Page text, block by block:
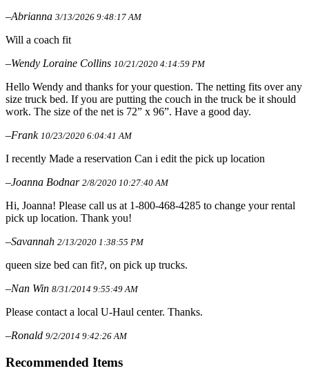
–Abrianna 3/13/2026 9:48:17 AM
Will a coach fit
–Wendy Loraine Collins 10/21/2020 4:14:59 PM
Hello Wendy and thanks for your question. The netting fits over any
size truck bed. If you are putting the couch in the truck be it should
work. The size of the net is 72” x 96”. Have a good day.
–Frank 10/23/2020 6:04:41 AM
I recently Made a reservation Can i edit the pick up location
–Joanna Bodnar 2/8/2020 10:27:40 AM
Hi, Joanna! Please call us at 1-800-468-4285 to change your rental
pick up location. Thank you!
–Savannah 2/13/2020 1:38:55 PM
queen size bed can fit?, on pick up trucks.
–Nan Win 8/31/2014 9:55:49 AM
Please contact a local U-Haul center. Thanks.
–Ronald 9/2/2014 9:42:26 AM
Recommended Items